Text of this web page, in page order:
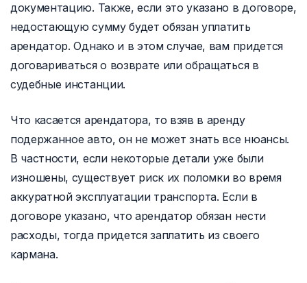
документацию. Также, если это указано в договоре,
недостающую сумму будет обязан уплатить
арендатор. Однако и в этом случае, вам придется
договариваться о возврате или обращаться в
судебные инстанции.
Что касается арендатора, то взяв в аренду
подержанное авто, он не может знать все нюансы.
В частности, если некоторые детали уже были
изношены, существует риск их поломки во время
аккуратной эксплуатации транспорта. Если в
договоре указано, что арендатор обязан нести
расходы, тогда придется заплатить из своего
кармана.